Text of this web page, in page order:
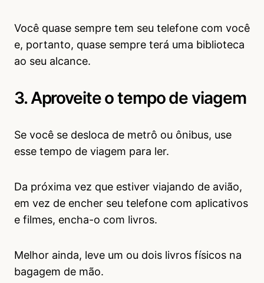
Você quase sempre tem seu telefone com você
e, portanto, quase sempre terá uma biblioteca
ao seu alcance.
3. Aproveite o tempo de viagem
Se você se desloca de metrô ou ônibus, use
esse tempo de viagem para ler.
Da próxima vez que estiver viajando de avião,
em vez de encher seu telefone com aplicativos
e filmes, encha-o com livros.
Melhor ainda, leve um ou dois livros físicos na
bagagem de mão.